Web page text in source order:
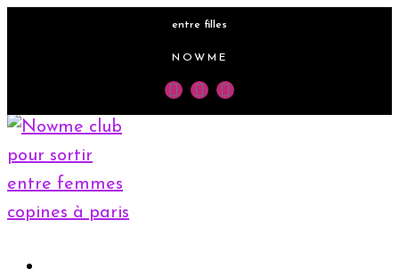
entre filles
NOWME